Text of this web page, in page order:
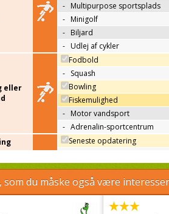
- Multipurpose sportsplads
- Minigolf
- Biljard
- Udlej af cykler
eller
Fodbold
- Squash
Bowling
Fiskemulighed
- Motor vandsport
- Adrenalin-sportcentrum
Seneste opdatering
som du måske også være